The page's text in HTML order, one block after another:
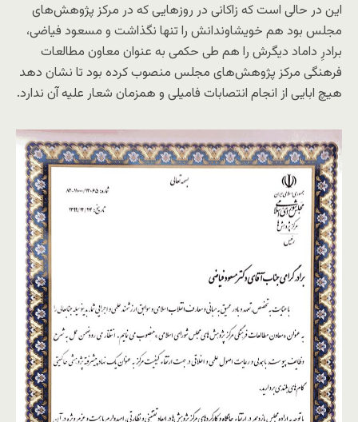
این در حالی است که زاکانی در روزهایی که در مرکز پژوهش­‌های
مجلس بود هم خویشاوندانش را تنها نگذاشت و مسعود فیاضی،
برادرِ داماد دیگرش را هم طی حکمی به عنوان معاون مطالعات
فرهنگی مرکز پژوهش­‌های مجلس منصوب کرده بود تا نشان دهد
هیچ ابایی از انجام انتصابات فامیلی و همزمان شعار علیه آن ندارد.